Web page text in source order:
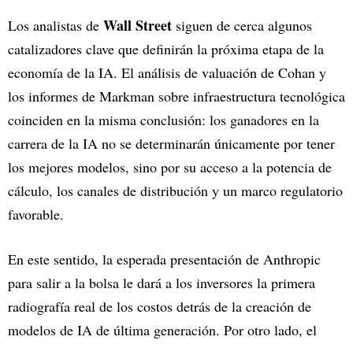
Los analistas de Wall Street siguen de cerca algunos
catalizadores clave que definirán la próxima etapa de la
economía de la IA. El análisis de valuación de Cohan y
los informes de Markman sobre infraestructura tecnológica
coinciden en la misma conclusión: los ganadores en la
carrera de la IA no se determinarán únicamente por tener
los mejores modelos, sino por su acceso a la potencia de
cálculo, los canales de distribución y un marco regulatorio
favorable.
En este sentido, la esperada presentación de Anthropic
para salir a la bolsa le dará a los inversores la primera
radiografía real de los costos detrás de la creación de
modelos de IA de última generación. Por otro lado, el